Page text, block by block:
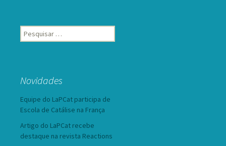
Pesquisar
por:
Novidades
Equipe do LaPCat participa de
Escola de Catálise na França
Artigo do LaPCat recebe
destaque na revista Reactions